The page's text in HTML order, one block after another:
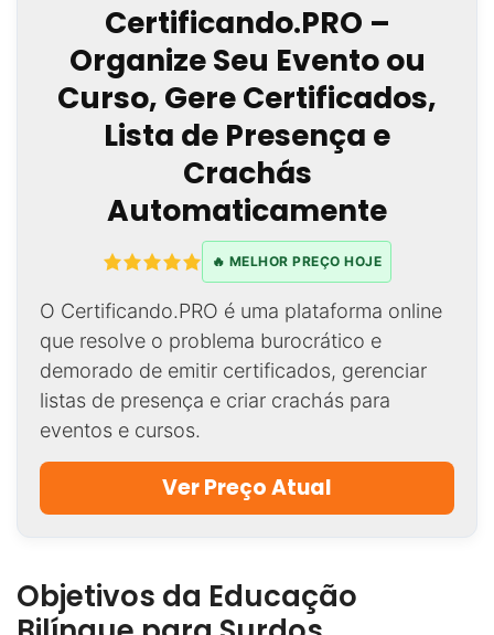
Certificando.PRO –
Organize Seu Evento ou
Curso, Gere Certificados,
Lista de Presença e
Crachás
Automaticamente
🔥 MELHOR PREÇO HOJE
O Certificando.PRO é uma plataforma online
que resolve o problema burocrático e
demorado de emitir certificados, gerenciar
listas de presença e criar crachás para
eventos e cursos.
Ver Preço Atual
Objetivos da Educação